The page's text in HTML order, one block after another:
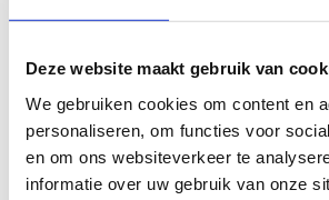
Deze website maakt gebruik van
We gebruiken cookies om content en
personaliseren, om functies voor
en om ons websiteverkeer te
informatie over uw gebruik van onze
Geef aan tot welk domein jouw